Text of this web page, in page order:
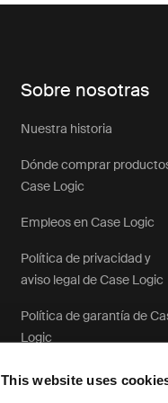
This website uses
Sobre nosotras
Nuestra historia
Dónde comprar
Case Logic
Empleos en Case Logic
Política de privacidad y
aviso legal de Case Logic
Política de garantía de
Logic